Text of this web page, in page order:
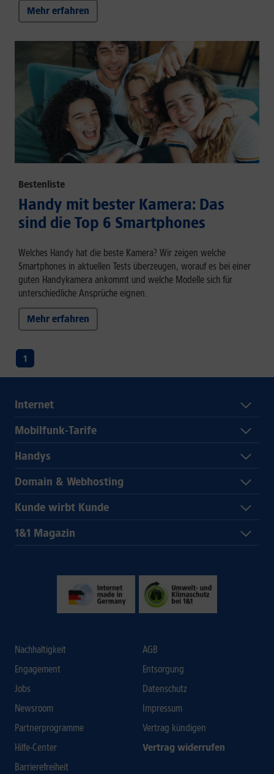
Mehr erfahren
Bestenliste
Handy mit bester Kamera: Das
sind die Top 6 Smartphones
Welches Handy hat die beste Kamera? Wir zeigen welche
Smartphones in aktuellen Tests überzeugen, worauf es bei einer
guten Handykamera ankommt und welche Modelle sich für
unterschiedliche Ansprüche eignen.
Mehr erfahren
1
Internet
Mobilfunk-Tarife
Handys
Domain & Webhosting
Kunde wirbt Kunde
1&1 Magazin
Nachhaltigkeit
Engagement
Jobs
Newsroom
Partnerprogramme
Hilfe-Center
Barrierefreiheit
AGB
Entsorgung
Datenschutz
Impressum
Vertrag kündigen
Vertrag widerrufen